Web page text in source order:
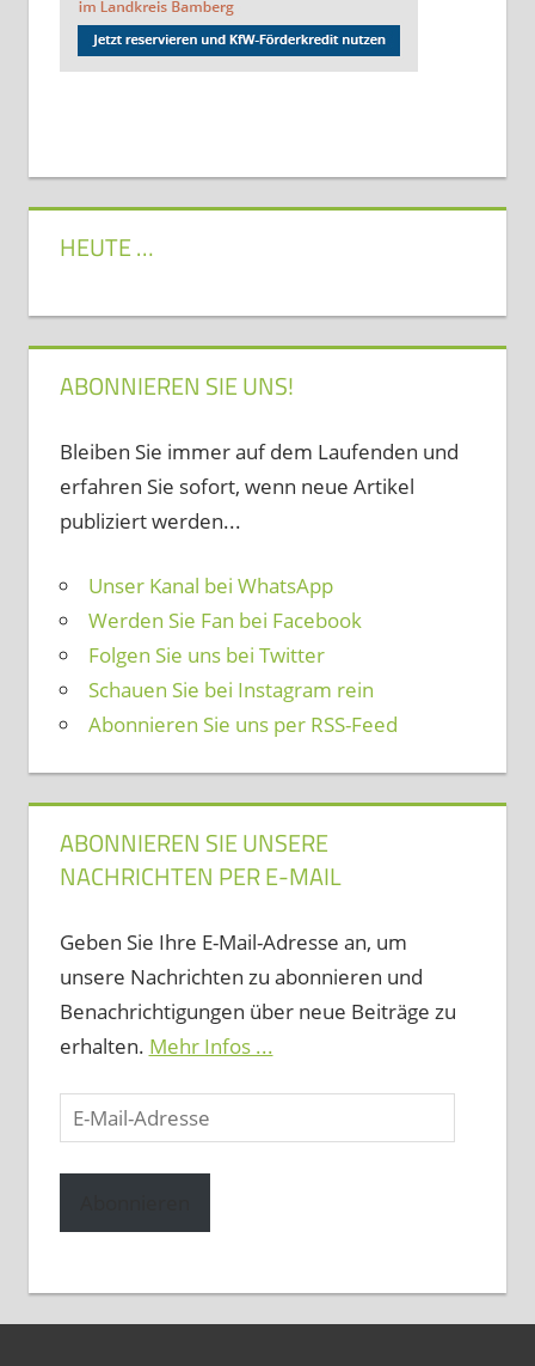
HEUTE …
ABONNIEREN SIE UNS!
Bleiben Sie immer auf dem Laufenden und
erfahren Sie sofort, wenn neue Artikel
publiziert werden...
Unser Kanal bei WhatsApp
Werden Sie Fan bei Facebook
Folgen Sie uns bei Twitter
Schauen Sie bei Instagram rein
Abonnieren Sie uns per RSS-Feed
ABONNIEREN SIE UNSERE
NACHRICHTEN PER E-MAIL
Geben Sie Ihre E-Mail-Adresse an, um
unsere Nachrichten zu abonnieren und
Benachrichtigungen über neue Beiträge zu
erhalten. Mehr Infos ...
E-
Mail-
Adresse